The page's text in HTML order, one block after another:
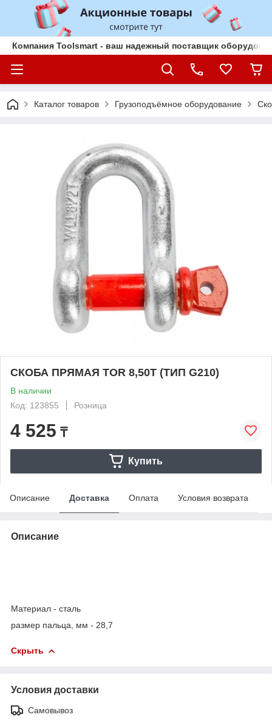
Компания Toolsmart - ваш надежный поставщик
Каталог товаров Грузоподъёмное оборудование
СКОБА ПРЯМАЯ TOR 8,50Т (ТИП G210)
В наличии
Код: 123855
Розница
4 525 ₸
Купить
Описание Доставка Оплата Условия возврата
Описание
Материал - сталь
размер пальца, мм - 28,7
Скрыть
Условия доставки
Самовывоз